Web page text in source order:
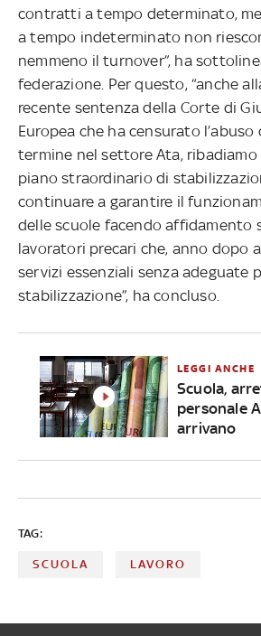
contratti a tempo determinato,
a tempo indeterminato non
nemmeno il turnover”, ha
federazione. Per questo, “anche
recente sentenza della Corte di
Europea che ha censurato
termine nel settore Ata, ribadiamo
piano straordinario di
continuare a garantire il
delle scuole facendo affidamento
lavoratori precari che, anno dopo
servizi essenziali senza adeguate
stabilizzazione”, ha concluso.
LEGGI ANCHE
Scuola,
personale
arrivano
TAG:
SCUOLA LAVORO